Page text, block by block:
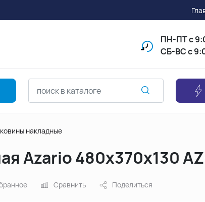
ПН-ПТс
СБ-ВС с
накладные
Azario 480х370х130
Сравнить Поделиться